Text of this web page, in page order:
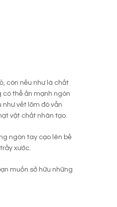
còn nếu như là chất
có thể ấn mạnh ngón
vết lõm đó vẫn
vật chất nhân tạo.
ngón tay cạo lên bề
xước.
muốn sở hữu những